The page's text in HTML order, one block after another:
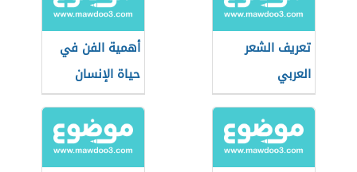
تعريف الشعر
العربي
أهمية الفن في
حياة الإنسان